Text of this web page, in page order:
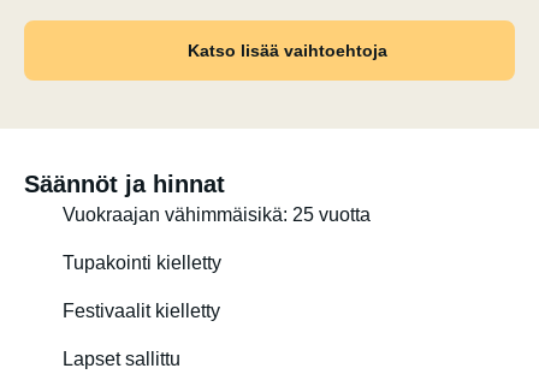
Katso lisää vaihtoehtoja
Säännöt ja hinnat
Vuokraajan vähimmäisikä: 25 vuotta
Tupakointi kielletty
Festivaalit kielletty
Lapset sallittu